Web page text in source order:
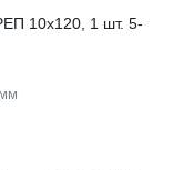
10х120, 1 шт. 5-